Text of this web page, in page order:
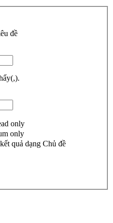
đề
only
only
quả dạng Chủ đề